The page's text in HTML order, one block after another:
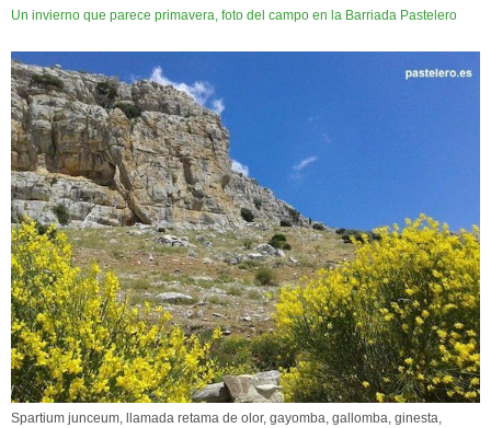
Un invierno que parece primavera, foto del campo en la Barriada Pastelero
Spartium junceum, llamada retama de olor, gayomba, gallomba, ginesta,